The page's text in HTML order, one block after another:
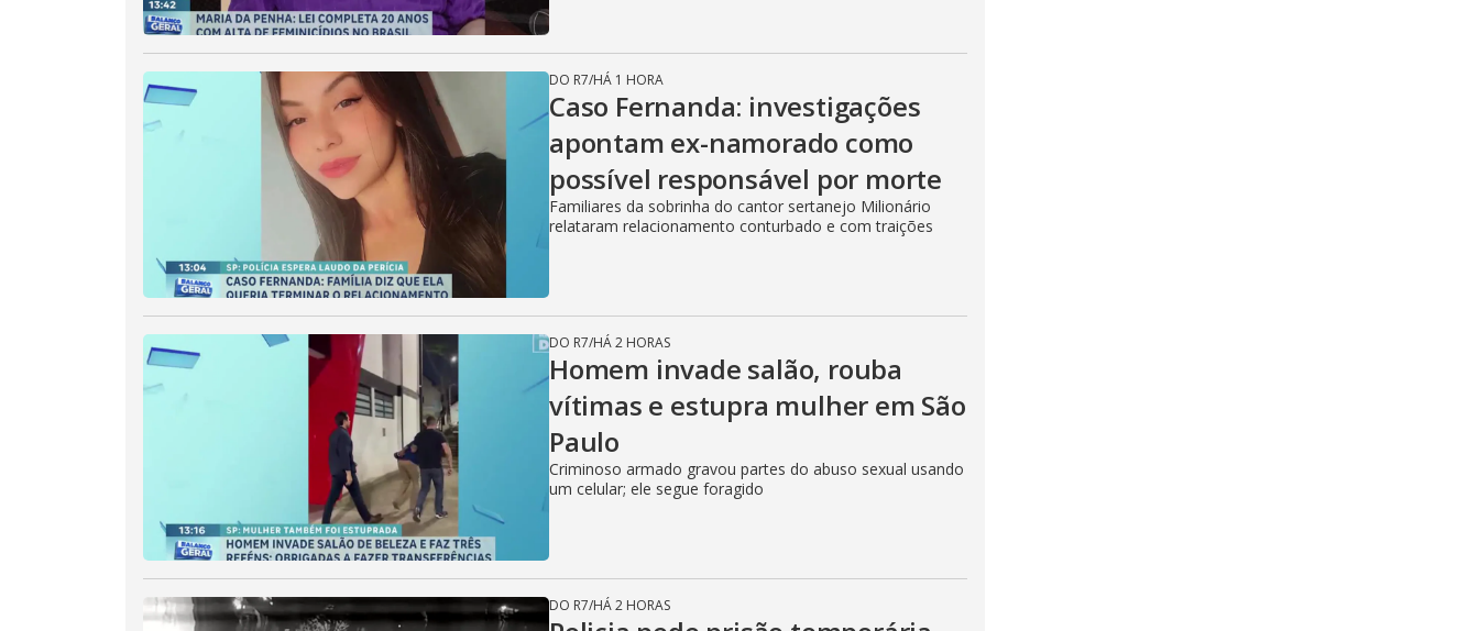
DO R7/HÁ 1 HORA
Caso Fernanda: investigações
apontam ex-namorado como
possível responsável por morte
Familiares da sobrinha do cantor sertanejo Milionário
relataram relacionamento conturbado e com traições
DO R7/HÁ 2 HORAS
Homem invade salão, rouba
vítimas e estupra mulher em São
Paulo
Criminoso armado gravou partes do abuso sexual usando
um celular; ele segue foragido
DO R7/HÁ 2 HORAS